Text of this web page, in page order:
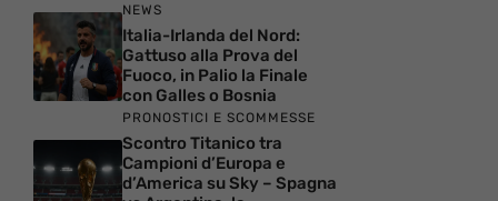
NEWS
Italia-Irlanda del Nord:
Gattuso alla Prova del
Fuoco, in Palio la Finale
con Galles o Bosnia
PRONOSTICI E SCOMMESSE
Scontro Titanico tra
Campioni d’Europa e
d’America su Sky – Spagna